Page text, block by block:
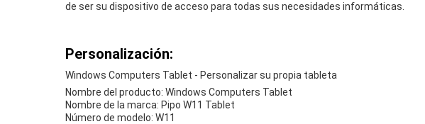
de ser su dispositivo de acceso para todas sus necesidades informáticas.
Personalización:
Windows Computers Tablet - Personalizar su propia tableta
Nombre del producto: Windows Computers Tablet
Nombre de la marca: Pipo W11 Tablet
Número de modelo: W11